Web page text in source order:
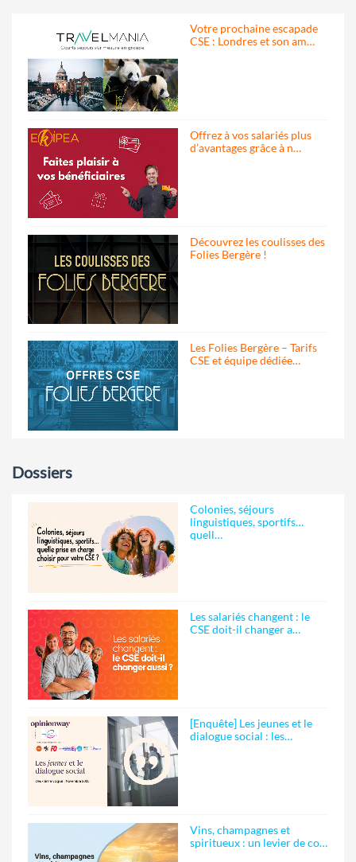
Votre prochaine escapade
CSE : Londres et son am…
Offrez à vos salariés plus
d’avantages grâce à n…
Découvrez les coulisses des
Folies Bergère !
Les Folies Bergère – Tarifs
CSE et équipe dédiée…
Dossiers
Colonies, séjours
linguistiques, sportifs…
quell…
Les salariés changent : le
CSE doit-il changer a…
[Enquête] Les jeunes et le
dialogue social : les…
Vins, champagnes et
spiritueux : un levier de co…